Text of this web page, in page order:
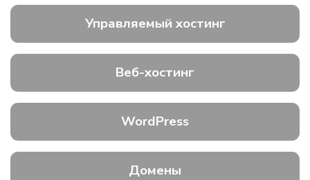
Управляемый хостинг
Веб-хостинг
WordPress
Домены